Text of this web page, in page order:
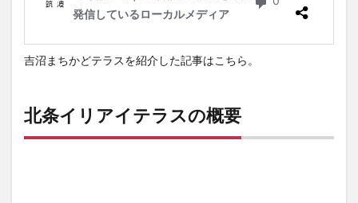
吉沼まちかどテラスを紹介した記事はこちら。
北条イリアイテラスの概要